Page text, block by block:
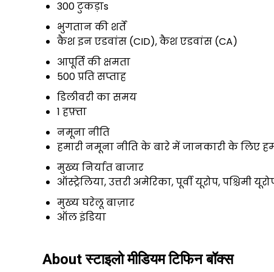
300 टुकड़ाs
भुगतान की शर्तें
कैश इन एडवांस (CID), कैश एडवांस (CA)
आपूर्ति की क्षमता
500 प्रति सप्ताह
डिलीवरी का समय
1 हफ़्ता
नमूना नीति
हमारी नमूना नीति के बारे में जानकारी के लिए
मुख्य निर्यात बाजार
ऑस्ट्रेलिया, उत्तरी अमेरिका, पूर्वी यूरोप, पश्चिमी
मुख्य घरेलू बाज़ार
ऑल इंडिया
About स्टाइलो मीडियम टिफिन बॉक्स